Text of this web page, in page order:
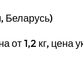
Беларусь)
1,2 кг, цена